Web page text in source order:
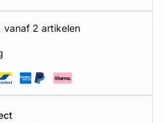
vanaf 2 artikelen